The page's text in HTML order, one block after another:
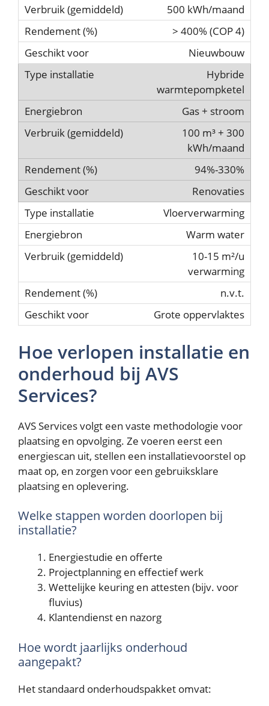
500 kWh/maand
> 400% (COP 4)
Nieuwbouw
Hybride
warmtepompketel
Gas + stroom
100 m³ + 300
kWh/maand
94%-330%
Renovaties
Vloerverwarming
Warm water
10-15 m²/u
verwarming
n.v.t.
Grote oppervlaktes
Hoe verlopen installatie en
onderhoud bij AVS
Services?
AVS Services volgt een vaste methodologie voor
plaatsing en opvolging. Ze voeren eerst een
energiescan uit, stellen een installatievoorstel op
maat op, en zorgen voor een gebruiksklare
plaatsing en oplevering.
Welke stappen worden doorlopen bij
installatie?
Energiestudie en offerte
Projectplanning en effectief werk
Wettelijke keuring en attesten (bijv. voor
fluvius)
Klantendienst en nazorg
Hoe wordt jaarlijks onderhoud
aangepakt?
Het standaard onderhoudspakket omvat: